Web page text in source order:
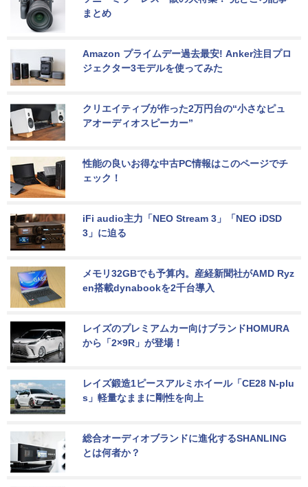
まとめ
Amazon プライムデー過去最安! Anker注目プロ
ジェクター3モデルを使ってみた
クリエイティブが作った2万円台の“小さなピュ
アオーディオスピーカー”
性能の良いお得な中古PC情報はこのページでチ
ェック！
iFi audio主力「NEO Stream 3」「NEO iDSD
3」に迫る
メモリ32GBでも予算内。産経新聞社がAMD Ryz
en搭載dynabookを2千台導入
レイズのプレミアムカー向けブランドHOMURA
から「2×9R」が登場！
レイズ鍛造1ピースアルミホイール「CE28 N-plu
s」軽量なままに剛性を向上
総合オーディオブランドに進化するSHANLING
とは何者か？